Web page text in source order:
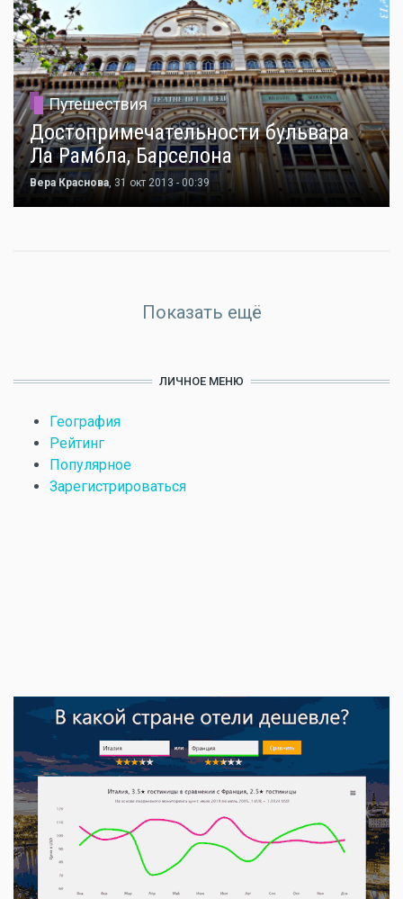
Путешествия
Достопримечательности бульвара
Ла Рамбла, Барселона
Вера Краснова , 31 окт 2013 - 00:39
Показать ещё
ЛИЧНОЕ МЕНЮ
География
Рейтинг
Популярное
Зарегистрироваться